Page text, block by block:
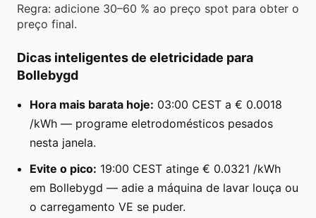
Regra: adicione 30–60 % ao preço spot para obter o
preço final.
Dicas inteligentes de eletricidade para
Bollebygd
Hora mais barata hoje: 03:00 CEST a € 0.0018
/kWh — programe eletrodomésticos pesados
nesta janela.
Evite o pico: 19:00 CEST atinge € 0.0321 /kWh
em Bollebygd — adie a máquina de lavar louça ou
o carregamento VE se puder.